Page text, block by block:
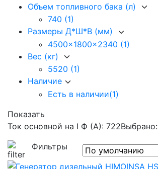
Объем топливного бака (л)
740 (1)
Размеры Д*Ш*В (мм)
4500x1800x2340 (1)
Вес (кг)
5520 (1)
Наличие
Есть в наличии(1)
Показать
Ток основной на I Ф (А): 722Выбрано:
Фильтры